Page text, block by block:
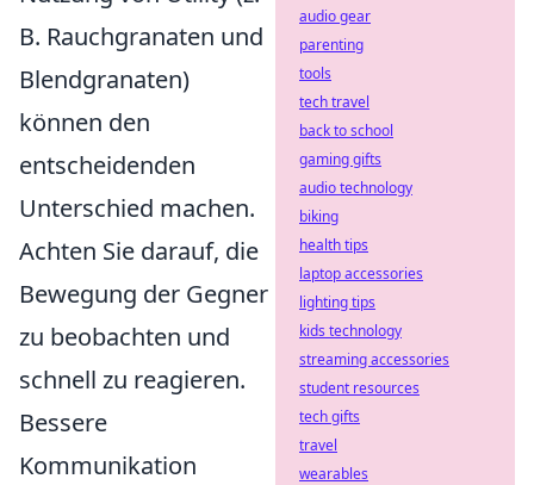
B. Rauchgranaten und
Blendgranaten)
können den
entscheidenden
Unterschied machen.
Achten Sie darauf, die
Bewegung der Gegner
zu beobachten und
schnell zu reagieren.
Bessere
Kommunikation
audio gear
parenting
tools
tech travel
back to school
gaming gifts
audio technology
biking
health tips
laptop accessories
lighting tips
kids technology
streaming accessories
student resources
tech gifts
travel
wearables